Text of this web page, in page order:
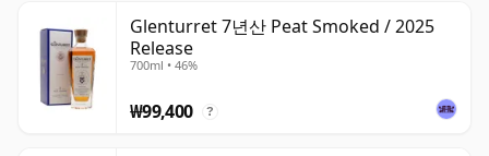
Glenturret 7년산 Peat Smoked / 2025
Release
700ml • 46%
₩99,400 ?